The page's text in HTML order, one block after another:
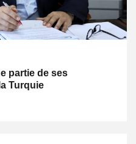
partie de ses
Turquie